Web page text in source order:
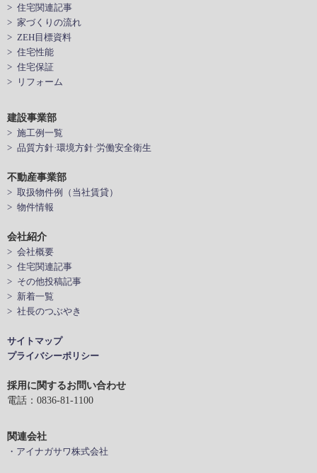
> 住宅関連記事
> 家づくりの流れ
> ZEH目標資料
> 住宅性能
> 住宅保証
> リフォーム
建設事業部
> 施工例一覧
> 品質方針·環境方針·労働安全衛生
不動産事業部
> 取扱物件例（当社賃貸）
> 物件情報
会社紹介
> 会社概要
> 住宅関連記事
> その他投稿記事
> 新着一覧
> 社長のつぶやき
サイトマップ
プライバシーポリシー
採用に関するお問い合わせ
電話：0836-81-1100
関連会社
・アイナガサワ株式会社